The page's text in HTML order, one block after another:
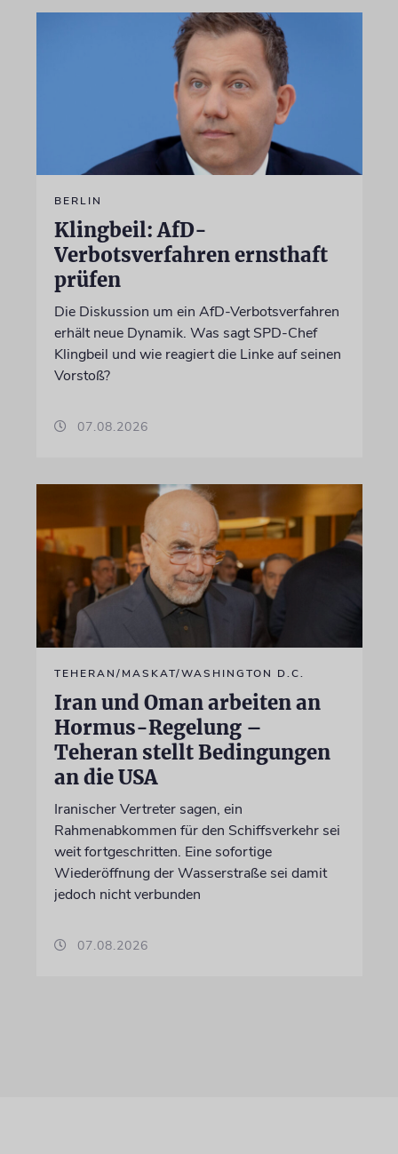
BERLIN
Klingbeil: AfD-
Verbotsverfahren ernsthaft
prüfen
Die Diskussion um ein AfD-Verbotsverfahren
erhält neue Dynamik. Was sagt SPD-Chef
Klingbeil und wie reagiert die Linke auf seinen
Vorstoß?
07.08.2026
TEHERAN/MASKAT/WASHINGTON D.C.
Iran und Oman arbeiten an
Hormus-Regelung –
Teheran stellt Bedingungen
an die USA
Iranischer Vertreter sagen, ein
Rahmenabkommen für den Schiffsverkehr sei
weit fortgeschritten. Eine sofortige
Wiederöffnung der Wasserstraße sei damit
jedoch nicht verbunden
07.08.2026